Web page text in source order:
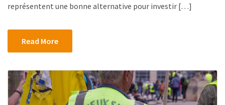
représentent une bonne alternative pour investir […]
Read More